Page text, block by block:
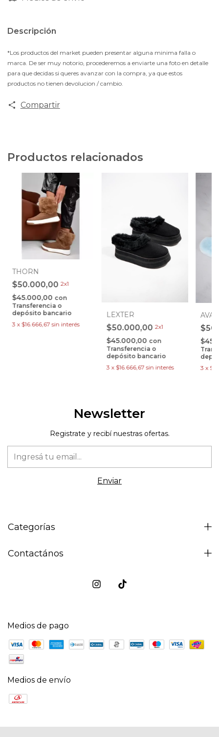
Descripción
*Los productos del market pueden presentar alguna minima falla o
marca. De ser muy notorio, procederemos a enviarte una foto en detalle
para que decidas si queres avanzar con la compra, ya que estos
productos no tienen devolucion / cambio.
Compartir
Productos relacionados
THORN
$50.000,00 2x1
$45.000,00 con
Transferencia o
depósito bancario
3 x $16.666,67 sin interés
LEXTER
$50.000,00 2x1
$45.000,00 con
Transferencia o
depósito bancario
3 x $16.666,67 sin interés
AVA
3 x
Newsletter
Registrate y recibí nuestras ofertas.
Categorías
Contactános
Medios de pago
Medios de envío